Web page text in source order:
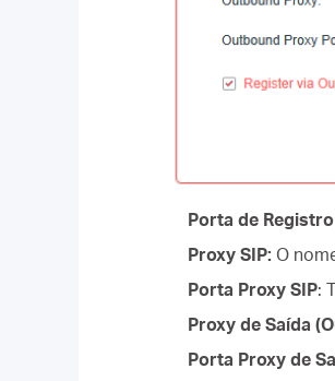
Porta de
Proxy SIP: O
Porta Proxy SIP:
Proxy de Saída
Porta Proxy de